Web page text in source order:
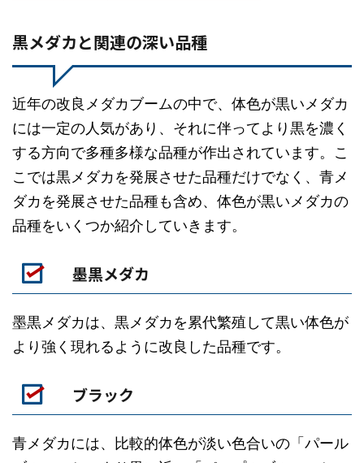
黒メダカと関連の深い品種
近年の改良メダカブームの中で、体色が黒いメダカ
には一定の人気があり、それに伴ってより黒を濃く
する方向で多種多様な品種が作出されています。こ
こでは黒メダカを発展させた品種だけでなく、青メ
ダカを発展させた品種も含め、体色が黒いメダカの
品種をいくつか紹介していきます。
墨黒メダカ
墨黒メダカは、黒メダカを累代繁殖して黒い体色が
より強く現れるように改良した品種です。
ブラック
青メダカには、比較的体色が淡い色合いの「パール